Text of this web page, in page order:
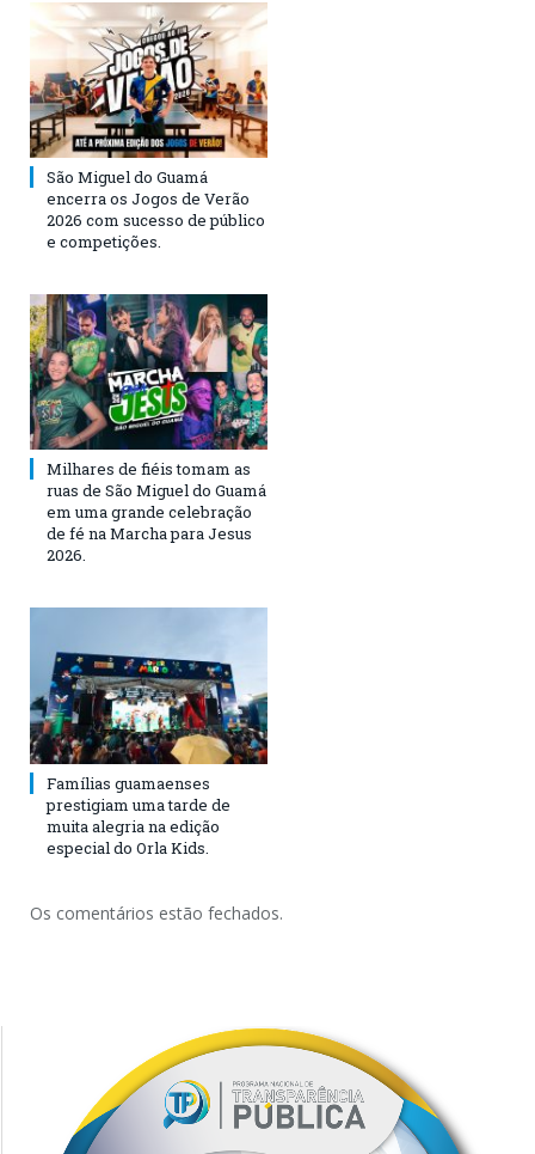
São Miguel do Guamá
encerra os Jogos de Verão
2026 com sucesso de público
e competições.
Milhares de fiéis tomam as
ruas de São Miguel do Guamá
em uma grande celebração
de fé na Marcha para Jesus
2026.
Famílias guamaenses
prestigiam uma tarde de
muita alegria na edição
especial do Orla Kids.
Os comentários estão fechados.